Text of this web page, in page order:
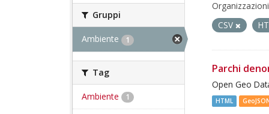
Gruppi
Ambiente 1
Tag
Ambiente 1
CSV
Parchi
Open Geo
HTML